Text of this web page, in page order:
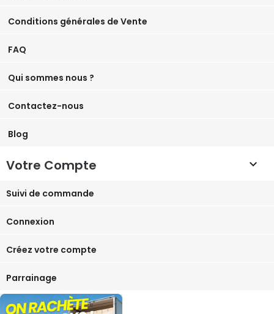
Conditions générales de Vente
FAQ
Qui sommes nous ?
Contactez-nous
Blog
Votre Compte 
Suivi de commande
Connexion
Créez votre compte
Parrainage